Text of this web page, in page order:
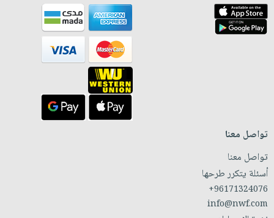
تواصل معنا
تواصل معنا
أسئلة يتكرر طرحها
+96171324076
info@nwf.com